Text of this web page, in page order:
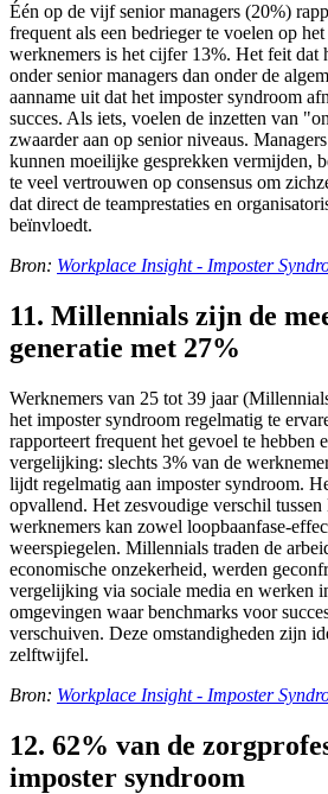
Één op de vijf senior managers (20%)
frequent als een bedrieger te voelen op
werknemers is het cijfer 13%. Het feit dat
onder senior managers dan onder de
aanname uit dat het imposter syndroom
succes. Als iets, voelen de inzetten van
zwaarder aan op senior niveaus.
kunnen moeilijke gesprekken vermijden,
te veel vertrouwen op consensus om
dat direct de teamprestaties en
beïnvloedt.
Bron: Workplace Insight - Imposter
11. Millennials zijn de
generatie met 27%
Werknemers van 25 tot 39 jaar
het imposter syndroom regelmatig te
rapporteert frequent het gevoel te hebben
vergelijking: slechts 3% van de
lijdt regelmatig aan imposter syndroom.
opvallend. Het zesvoudige verschil
werknemers kan zowel loopbaanfase-
weerspiegelen. Millennials traden de
economische onzekerheid, werden
vergelijking via sociale media en werken
omgevingen waar benchmarks voor
verschuiven. Deze omstandigheden zijn
zelftwijfel.
Bron: Workplace Insight - Imposter
12. 62% van de
imposter syndroom